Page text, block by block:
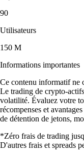
90
Utilisateurs
150 M
Informations importantes
Ce contenu informatif ne
Le trading de crypto-
volatilité. Évaluez votre
récompenses et
de détention de jetons,
*Zéro frais de trading
D'autres frais et spreads